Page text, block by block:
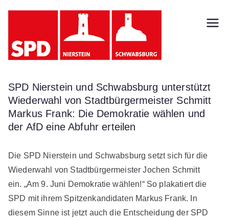
ein
Schw
urg
SPD Nierstein und Schwabsburg unterstützt
Wiederwahl von Stadtbürgermeister Schmitt
Markus Frank: Die Demokratie wählen und
der AfD eine Abfuhr erteilen
Die SPD Nierstein und Schwabsburg setzt sich für die
Wiederwahl von Stadtbürgermeister Jochen Schmitt
ein. „Am 9. Juni Demokratie wählen!“ So plakatiert die
SPD mit ihrem Spitzenkandidaten Markus Frank. In
diesem Sinne ist jetzt auch die Entscheidung der SPD